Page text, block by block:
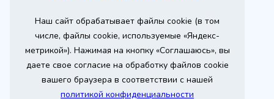
Наш сайт обрабатывает файлы cookie (в том
числе, файлы cookie, используемые «Яндекс-
метрикой»). Нажимая на кнопку «Соглашаюсь», вы
даете свое согласие на обработку файлов cookie
вашего браузера в соответствии с нашей
политикой конфиденциальности
Вся информация на сайте о товарах носит
справочный характер и не является публичной
офертой в соответствии с пунктом 2 статьи 437 ГК РФ.
Для получения подробной информации о наличии и
стоимости указанных товаров и (или) услуг,
пожалуйста, обращайтесь к менеджеру сайта по
телефону
При использовании материалов сайта ссылка